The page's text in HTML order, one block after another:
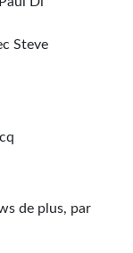
Steve
de plus, par